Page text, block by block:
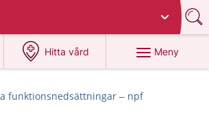
region
Hitta vård
på 1177.se
Meny
funktionsnedsättningar – npf